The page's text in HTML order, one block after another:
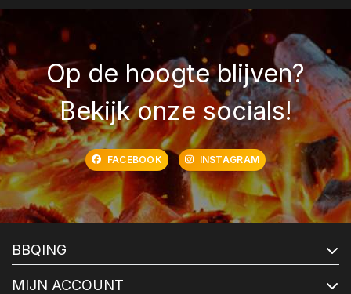
Op de hoogte blijven?
Bekijk onze socials!
FACEBOOK INSTAGRAM
BBQING
MIJN ACCOUNT